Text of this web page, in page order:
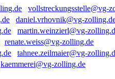
vollstreckungsstelle@vg-
daniel.vrhovnik@vg-
martin.weinzierl@vg-
renate.weiss@vg-zolling.de
tahnee.zeilmaier@vg-
kaemmerei@vg-zolling.de